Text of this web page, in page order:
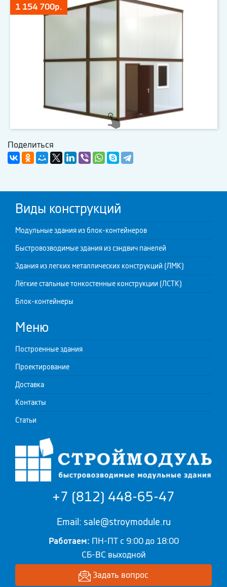
1 154 700р.
Поделиться
Виды конструкций
Модульные здания из блок-контейнеров
Быстровозводимые здания из сэндвич панелей
Здания из легких металлических конструкций (ЛМК)
Лёгкие стальные тонкостенные конструкции (ЛСТК)
Блок-контейнеры
Меню
Построенные здания
Проектирование
Доставка
Контакты
Статьи
+7 (812) 448-65-47
Email: sale@stroymodule.ru
Работаем: ПН-ПТ с 9:00 до 18:00
СБ-ВС выходной
Задать вопрос